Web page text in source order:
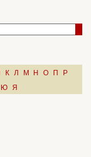
К Л М Н О П
Р
Ю Я